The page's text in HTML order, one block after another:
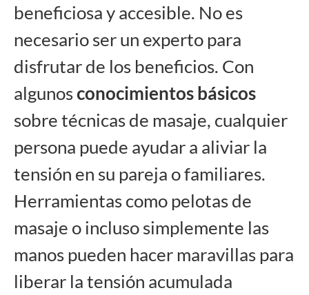
beneficiosa y accesible. No es
necesario ser un experto para
disfrutar de los beneficios. Con
algunosconocimientos básicos
sobre técnicas de masaje, cualquier
persona puede ayudar a aliviar la
tensión en su pareja o familiares.
Herramientas como pelotas de
masaje o incluso simplemente las
manos pueden hacer maravillas para
liberar la tensión acumulada